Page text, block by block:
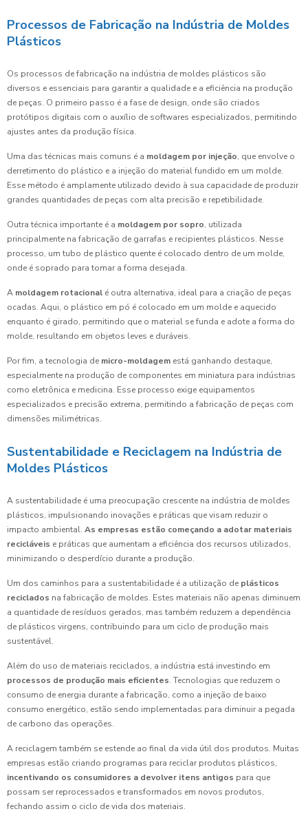
Processos de Fabricação na Indústria de Moldes
Plásticos
Os processos de fabricação na indústria de moldes plásticos são
diversos e essenciais para garantir a qualidade e a eficiência na produção
de peças. O primeiro passo é a fase de design, onde são criados
protótipos digitais com o auxílio de softwares especializados, permitindo
ajustes antes da produção física.
Uma das técnicas mais comuns é a moldagem por injeção, que envolve o
derretimento do plástico e a injeção do material fundido em um molde.
Esse método é amplamente utilizado devido à sua capacidade de produzir
grandes quantidades de peças com alta precisão e repetibilidade.
Outra técnica importante é a moldagem por sopro, utilizada
principalmente na fabricação de garrafas e recipientes plásticos. Nesse
processo, um tubo de plástico quente é colocado dentro de um molde,
onde é soprado para tomar a forma desejada.
A moldagem rotacional é outra alternativa, ideal para a criação de peças
ocadas. Aqui, o plástico em pó é colocado em um molde e aquecido
enquanto é girado, permitindo que o material se funda e adote a forma do
molde, resultando em objetos leves e duráveis.
Por fim, a tecnologia de micro-moldagem está ganhando destaque,
especialmente na produção de componentes em miniatura para indústrias
como eletrônica e medicina. Esse processo exige equipamentos
especializados e precisão extrema, permitindo a fabricação de peças com
dimensões milimétricas.
Sustentabilidade e Reciclagem na Indústria de
Moldes Plásticos
A sustentabilidade é uma preocupação crescente na indústria de moldes
plásticos, impulsionando inovações e práticas que visam reduzir o
impacto ambiental. As empresas estão começando a adotar materiais
recicláveis e práticas que aumentam a eficiência dos recursos utilizados,
minimizando o desperdício durante a produção.
Um dos caminhos para a sustentabilidade é a utilização de plásticos
reciclados na fabricação de moldes. Estes materiais não apenas diminuem
a quantidade de resíduos gerados, mas também reduzem a dependência
de plásticos virgens, contribuindo para um ciclo de produção mais
sustentável.
Além do uso de materiais reciclados, a indústria está investindo em
processos de produção mais eficientes. Tecnologias que reduzem o
consumo de energia durante a fabricação, como a injeção de baixo
consumo energético, estão sendo implementadas para diminuir a pegada
de carbono das operações.
A reciclagem também se estende ao final da vida útil dos produtos. Muitas
empresas estão criando programas para reciclar produtos plásticos,
incentivando os consumidores a devolver itens antigos para que
possam ser reprocessados e transformados em novos produtos,
fechando assim o ciclo de vida dos materiais.